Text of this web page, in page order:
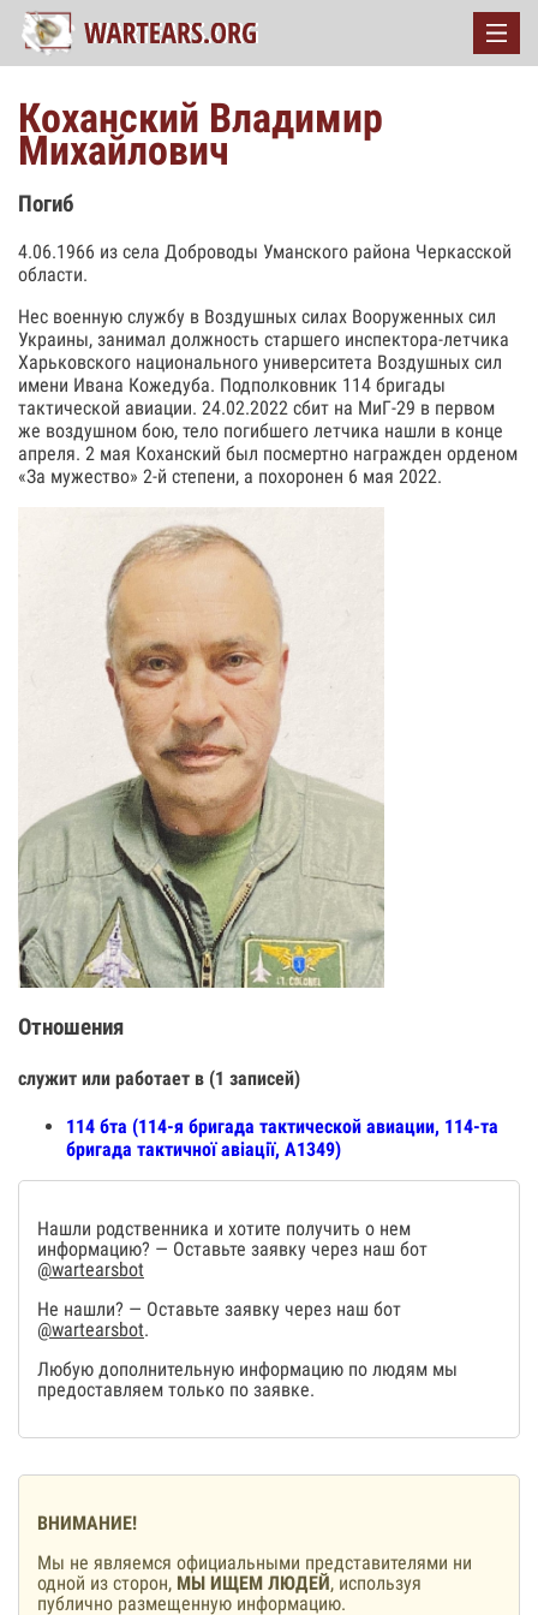
Коханский Владимир
Михайлович
Погиб
4.06.1966 из села Доброводы Уманского района Черкасской
области.
Нес военную службу в Воздушных силах Вооруженных сил
Украины, занимал должность старшего инспектора-летчика
Харьковского национального университета Воздушных сил
имени Ивана Кожедуба. Подполковник 114 бригады
тактической авиации. 24.02.2022 сбит на МиГ-29 в первом
же воздушном бою, тело погибшего летчика нашли в конце
апреля. 2 мая Коханский был посмертно награжден орденом
«За мужество» 2-й степени, а похоронен 6 мая 2022.
Отношения
служит или работает в (1 записей)
114 бта (114-я бригада тактической авиации, 114-та
бригада тактичної авіації, А1349)
Нашли родственника и хотите получить о нем
информацию? — Оставьте заявку через наш бот
@wartearsbot
Не нашли? — Оставьте заявку через наш бот
@wartearsbot.
Любую дополнительную информацию по людям мы
предоставляем только по заявке.
ВНИМАНИЕ!
Мы не являемся официальными представителями ни
одной из сторон, МЫ ИЩЕМ ЛЮДЕЙ, используя
публично размещенную информацию.